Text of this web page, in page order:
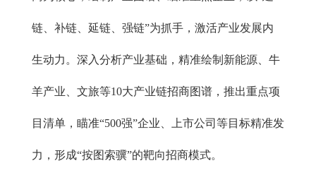
链、补链、延链、强链”为抓手，激活产业发展内
生动力。深入分析产业基础，精准绘制新能源、牛
羊产业、文旅等10大产业链招商图谱，推出重点项
目清单，瞄准“500强”企业、上市公司等目标精准发
力，形成“按图索骥”的靶向招商模式。